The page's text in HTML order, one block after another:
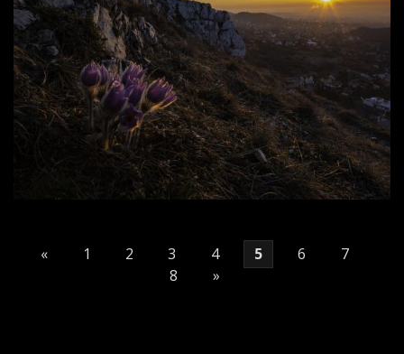
« 1 2 3 4 5 6
7
8
»